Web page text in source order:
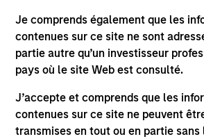
Je comprends également que les
contenues sur ce site ne sont
partie autre qu’un investisseur
pays où le site Web est consulté.
J’accepte et comprends que les
contenues sur ce site ne peuvent
transmises en tout ou en partie
County Community Brigade with
related certifications.
Team Insights